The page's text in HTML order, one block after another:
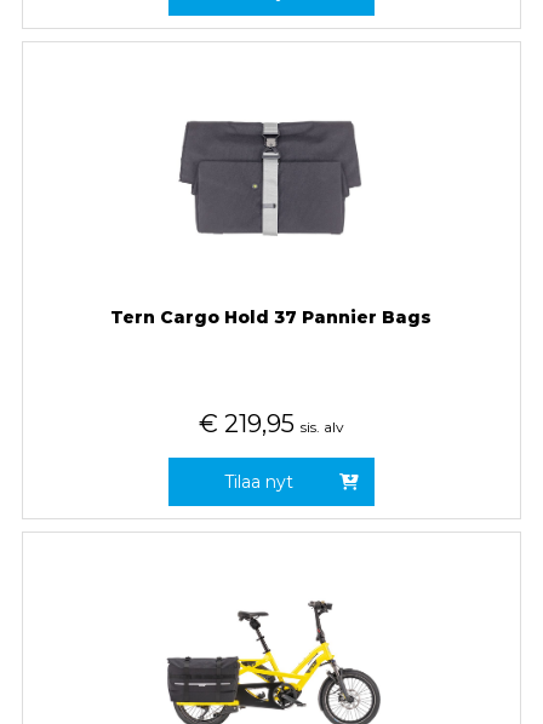
Tern Cargo Hold 37 Pannier Bags
€ 219,95 sis. alv
Tilaa nyt